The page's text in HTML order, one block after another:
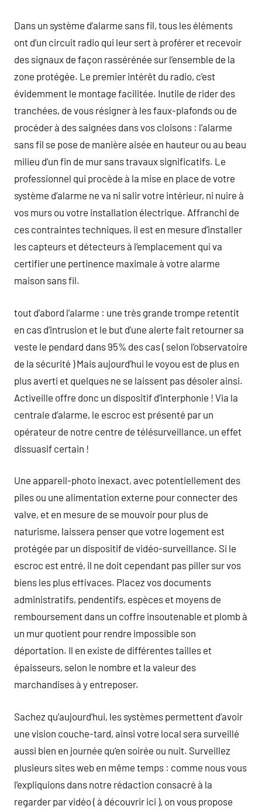
Dans un système d’alarme sans fil, tous les éléments
ont d’un circuit radio qui leur sert à proférer et recevoir
des signaux de façon rassérénée sur l’ensemble de la
zone protégée. Le premier intérêt du radio, c’est
évidemment le montage facilitée. Inutile de rider des
tranchées, de vous résigner à les faux-plafonds ou de
procéder à des saignées dans vos cloisons : l’alarme
sans fil se pose de manière aisée en hauteur ou au beau
milieu d’un fin de mur sans travaux significatifs. Le
professionnel qui procède à la mise en place de votre
système d’alarme ne va ni salir votre intérieur, ni nuire à
vos murs ou votre installation électrique. Affranchi de
ces contraintes techniques, il est en mesure d’installer
les capteurs et détecteurs à l’emplacement qui va
certifier une pertinence maximale à votre alarme
maison sans fil.
tout d’abord l’alarme : une très grande trompe retentit
en cas d’intrusion et le but d’une alerte fait retourner sa
veste le pendard dans 95% des cas ( selon l’observatoire
de la sécurité ) Mais aujourd’hui le voyou est de plus en
plus averti et quelques ne se laissent pas désoler ainsi.
Activeille offre donc un dispositif d’interphonie ! Via la
centrale d’alarme, le escroc est présenté par un
opérateur de notre centre de télésurveillance, un effet
dissuasif certain !
Une appareil-photo inexact, avec potentiellement des
piles ou une alimentation externe pour connecter des
valve, et en mesure de se mouvoir pour plus de
naturisme, laissera penser que votre logement est
protégée par un dispositif de vidéo-surveillance. Si le
escroc est entré, il ne doit cependant pas piller sur vos
biens les plus effivaces. Placez vos documents
administratifs, pendentifs, espèces et moyens de
remboursement dans un coffre insoutenable et plomb à
un mur quotient pour rendre impossible son
déportation. Il en existe de différentes tailles et
épaisseurs, selon le nombre et la valeur des
marchandises à y entreposer.
Sachez qu’aujourd’hui, les systèmes permettent d’avoir
une vision couche-tard, ainsi votre local sera surveillé
aussi bien en journée qu’en soirée ou nuit. Surveillez
plusieurs sites web en même temps : comme nous vous
l’expliquions dans notre rédaction consacré à la
regarder par vidéo ( à découvrir ici ), on vous propose